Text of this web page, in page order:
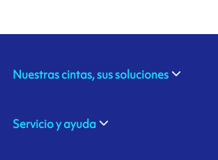
Nuestras cintas, sus soluciones
Servicio y ayuda